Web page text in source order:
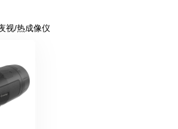
视/热成像仪